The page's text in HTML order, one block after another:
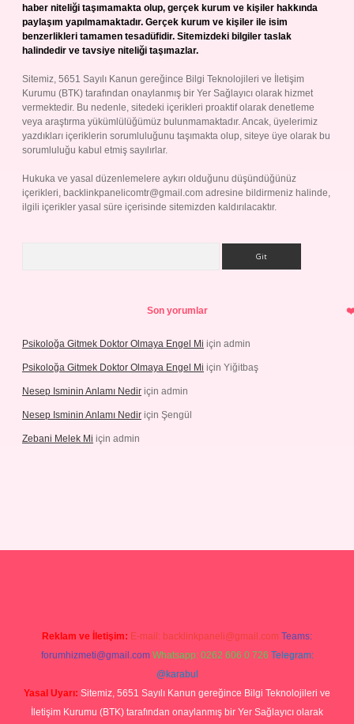
haber niteliği taşımamakta olup, gerçek kurum ve kişiler hakkında
paylaşım yapılmamaktadır. Gerçek kurum ve kişiler ile isim
benzerlikleri tamamen tesadüfidir. Sitemizdeki bilgiler taslak
halindedir ve tavsiye niteliği taşımazlar.
Sitemiz, 5651 Sayılı Kanun gereğince Bilgi Teknolojileri ve İletişim
Kurumu (BTK) tarafından onaylanmış bir Yer Sağlayıcı olarak hizmet
vermektedir. Bu nedenle, sitedeki içerikleri proaktif olarak denetleme
veya araştırma yükümlülüğümüz bulunmamaktadır. Ancak, üyelerimiz
yazdıkları içeriklerin sorumluluğunu taşımakta olup, siteye üye olarak bu
sorumluluğu kabul etmiş sayılırlar.
Hukuka ve yasal düzenlemelere aykırı olduğunu düşündüğünüz
içerikleri, backlinkpanelicomtr@gmail.com adresine bildirmeniz halinde,
ilgili içerikler yasal süre içerisinde sitemizden kaldırılacaktır.
Son yorumlar
Psikoloğa Gitmek Doktor Olmaya Engel Mi için admin
Psikoloğa Gitmek Doktor Olmaya Engel Mi için Yiğitbaş
Nesep Isminin Anlamı Nedir için admin
Nesep Isminin Anlamı Nedir için Şengül
Zebani Melek Mi için admin
Reklam ve İletişim: E-mail: backlinkpaneli@gmail.com Teams:
forumhizmeti@gmail.com Whatsapp: 0262 606 0 726 Telegram:
@karabul
Yasal Uyarı: Sitemiz, 5651 Sayılı Kanun gereğince Bilgi Teknolojileri ve
İletişim Kurumu (BTK) tarafından onaylanmış bir Yer Sağlayıcı olarak